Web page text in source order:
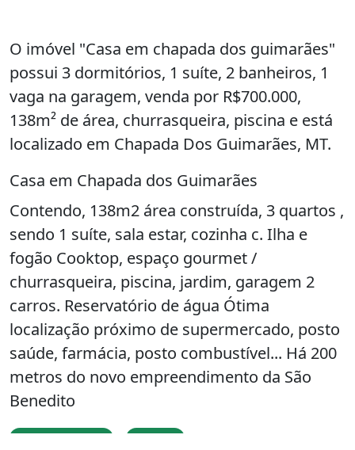
O imóvel "Casa em chapada dos guimarães"
possui 3 dormitórios, 1 suíte, 2 banheiros, 1
vaga na garagem, venda por R$700.000,
138m² de área, churrasqueira, piscina e está
localizado em Chapada Dos Guimarães, MT.
Casa em Chapada dos Guimarães
Contendo, 138m2 área construída, 3 quartos ,
sendo 1 suíte, sala estar, cozinha c. Ilha e
fogão Cooktop, espaço gourmet /
churrasqueira, piscina, jardim, garagem 2
carros. Reservatório de água Ótima
localização próximo de supermercado, posto
saúde, farmácia, posto combustível... Há 200
metros do novo empreendimento da São
Benedito
Churrasqueira Piscina